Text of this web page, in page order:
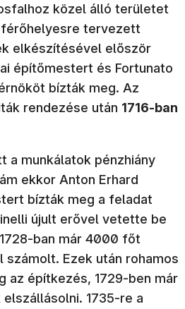
közel álló területet
tervezett
elkészítésével először
építőmestert és Fortunato
bízták meg. Az
rendezése után 1716-ban
a munkálatok pénzhiány
ekkor Anton Erhard
bízták meg a feladat
újult erővel vetette be
ban már 4000 főt
Ezek után rohamos
az építkezés, 1729-ben már
1735-re a